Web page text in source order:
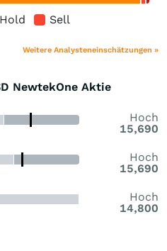
Hold
Sell
Weitere Analysteneinschätzungen »
NewtekOne Aktie
Hoch
15,690
Hoch
15,690
Hoch
14,800